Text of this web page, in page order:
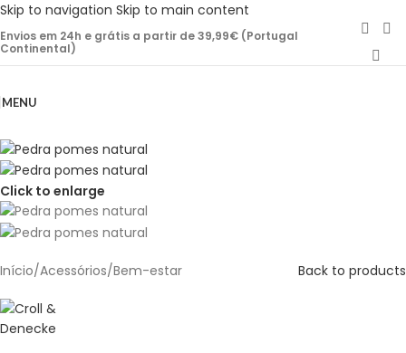
Skip to navigation Skip to main content
Envios em 24h e grátis a partir de 39,99€ (Portugal
Continental)
MENU
Click to enlarge
Início/Acessórios/Bem-estar Back to products